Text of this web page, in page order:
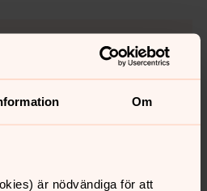
Om
är nödvändiga för att
du acceptera kakor
i stället.